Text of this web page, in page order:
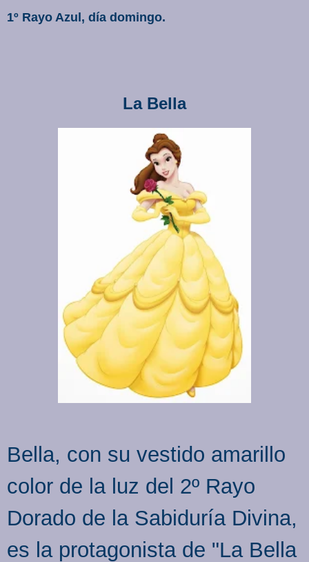
1º Rayo Azul, día domingo.
La Bella
Bella, con su vestido amarillo
color de la luz del 2º Rayo
Dorado de la Sabiduría Divina,
es la protagonista de "La Bella